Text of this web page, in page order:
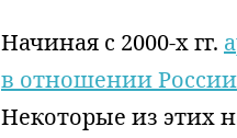
Начиная с 2000-х гг.
в отношении России
Некоторые из этих